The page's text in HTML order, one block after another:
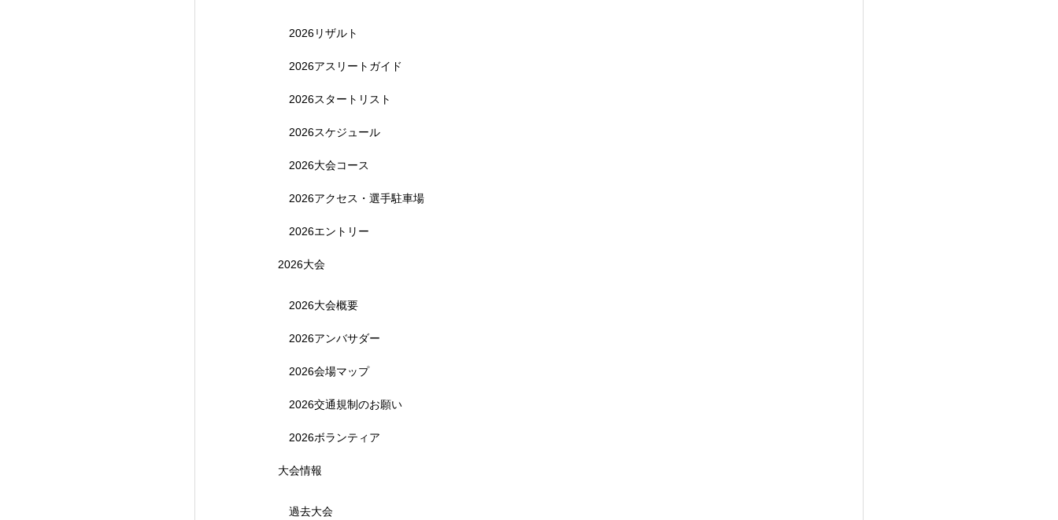
【受付終了】参加費無料! 5月6日(祝) 「小学生ラン教室」
2026リザルト
2026アスリートガイド
2026スタートリスト
2026スケジュール
2026大会コース
2026アクセス・選手駐車場
2026エントリー
2026大会
2026大会概要
2026アンバサダー
2026会場マップ
2026交通規制のお願い
2026ボランティア
大会情報
過去大会